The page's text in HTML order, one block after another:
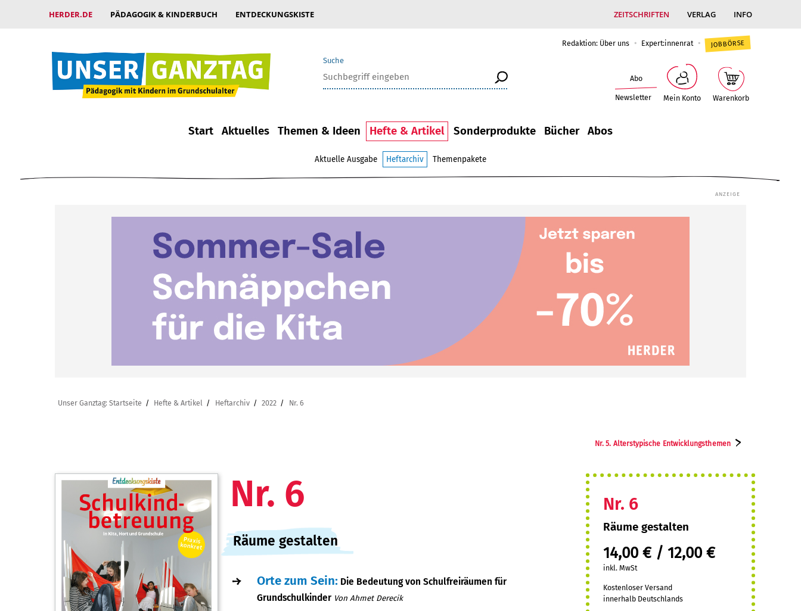
HERDER.DE PÄDAGOGIK & KINDERBUCH ENTDECKUNGSKISTE ZEITSCHRIFTEN VERLAG INFO
Redaktion: Über uns Expert:innenrat JOBBÖRSE
Suche
Abo
Newsletter Mein Konto Warenkorb
Start Aktuelles Themen & Ideen Hefte & Artikel Sonderprodukte Bücher Abos
Aktuelle Ausgabe Heftarchiv Themenpakete
Unser Ganztag: Startseite Hefte & Artikel Heftarchiv 2022 Nr. 6
Nr. 5. Alterstypische Entwicklungs­themen
Nr. 6
:
Räume gestalten
Orte zum Sein:Die Bedeutung von Schulfreiräumen für
Grundschulkinder Von Ahmet Derecik
Nr. 6
:
Räume gestalten
14,00 € / 12,00 €
inkl. MwSt
Kostenloser Versand
innerhalb Deutschlands